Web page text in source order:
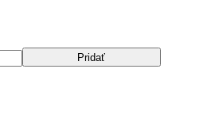
Pridať